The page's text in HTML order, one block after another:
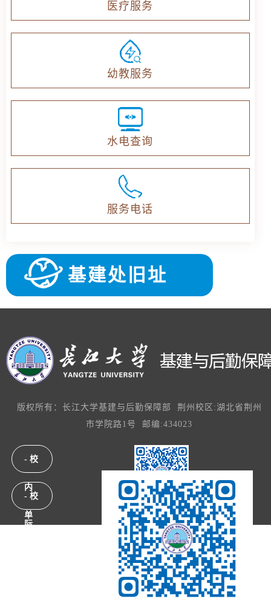
医疗服务
幼教服务
水电查询
服务电话
基建处旧址
版权所有：长江大学基建与后勤保障部 荆州校区:湖北省荆州
市学院路1号 邮编:434023
- 校
内
单
- 校
际
后勤服务监督